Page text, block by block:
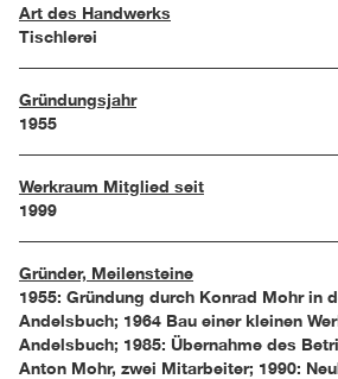
Art des Handwerks
Tischlerei
Gründungsjahr
1955
Werkraum Mitglied seit
1999
Gründer, Meilensteine
1955: Gründung durch Konrad Mohr in
Andelsbuch; 1964 Bau einer kleinen
Andelsbuch; 1985: Übernahme des
Anton Mohr, zwei Mitarbeiter; 1990: